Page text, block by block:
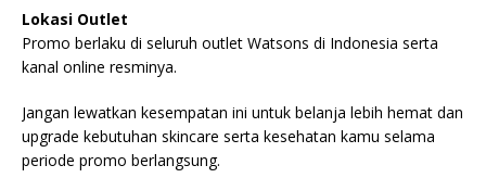
Lokasi Outlet
Promo berlaku di seluruh outlet Watsons di Indonesia serta
kanal online resminya.
Jangan lewatkan kesempatan ini untuk belanja lebih hemat dan
upgrade kebutuhan skincare serta kesehatan kamu selama
periode promo berlangsung.